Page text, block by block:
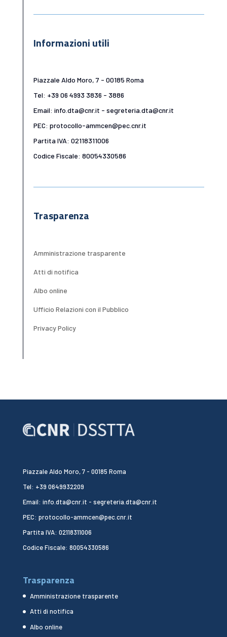
Informazioni utili
Piazzale Aldo Moro, 7 - 00185 Roma
Tel: +39 06 4993 3836 - 3886
Email: info.dta@cnr.it - segreteria.dta@cnr.it
PEC: protocollo-ammcen@pec.cnr.it
Partita IVA: 02118311006
Codice Fiscale: 80054330586
Trasparenza
Amministrazione trasparente
Atti di notifica
Albo online
Ufficio Relazioni con il Pubblico
Privacy Policy
Piazzale Aldo Moro, 7 - 00185 Roma
Tel: +39 0649932209
Email: info.dta@cnr.it - segreteria.dta@cnr.it
PEC: protocollo-ammcen@pec.cnr.it
Partita IVA: 02118311006
Codice Fiscale: 80054330586
Trasparenza
Amministrazione trasparente
Atti di notifica
Albo online